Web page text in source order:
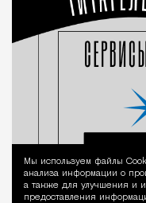
Мы используем файлы
анализа информации о
а также для улучшения и
предоставления